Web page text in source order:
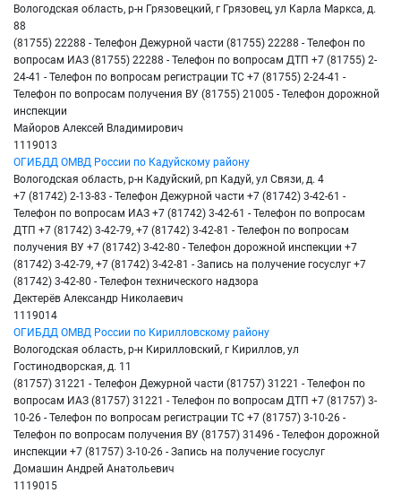
Вологодская область, р-н Грязовецкий, г Грязовец, ул Карла Маркса, д.
88
(81755) 22288 - Телефон Дежурной части (81755) 22288 - Телефон по
вопросам ИАЗ (81755) 22288 - Телефон по вопросам ДТП +7 (81755) 2-
24-41 - Телефон по вопросам регистрации ТС +7 (81755) 2-24-41 -
Телефон по вопросам получения ВУ (81755) 21005 - Телефон дорожной
инспекции
Майоров Алексей Владимирович
1119013
ОГИБДД ОМВД России по Кадуйскому району
Вологодская область, р-н Кадуйский, рп Кадуй, ул Связи, д. 4
+7 (81742) 2-13-83 - Телефон Дежурной части +7 (81742) 3-42-61 -
Телефон по вопросам ИАЗ +7 (81742) 3-42-61 - Телефон по вопросам
ДТП +7 (81742) 3-42-79, +7 (81742) 3-42-81 - Телефон по вопросам
получения ВУ +7 (81742) 3-42-80 - Телефон дорожной инспекции +7
(81742) 3-42-79, +7 (81742) 3-42-81 - Запись на получение госуслуг +7
(81742) 3-42-80 - Телефон технического надзора
Дектерёв Александр Николаевич
1119014
ОГИБДД ОМВД России по Кирилловскому району
Вологодская область, р-н Кирилловский, г Кириллов, ул
Гостинодворская, д. 11
(81757) 31221 - Телефон Дежурной части (81757) 31221 - Телефон по
вопросам ИАЗ (81757) 31221 - Телефон по вопросам ДТП +7 (81757) 3-
10-26 - Телефон по вопросам регистрации ТС +7 (81757) 3-10-26 -
Телефон по вопросам получения ВУ (81757) 31496 - Телефон дорожной
инспекции +7 (81757) 3-10-26 - Запись на получение госуслуг
Домашин Андрей Анатольевич
1119015